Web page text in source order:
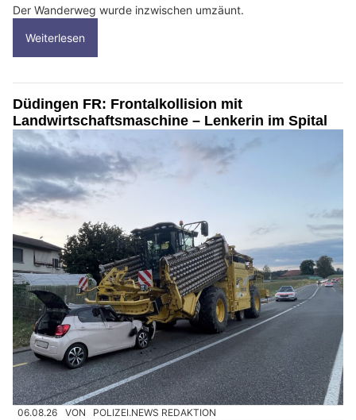
Der Wanderweg wurde inzwischen umzäunt.
Weiterlesen
Düdingen FR: Frontalkollision mit
Landwirtschaftsmaschine – Lenkerin im Spital
06.08.26 VON POLIZEI.NEWS REDAKTION